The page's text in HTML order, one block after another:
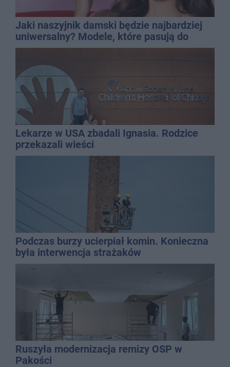
Jaki naszyjnik damski będzie najbardziej
uniwersalny? Modele, które pasują do
wielu stylizacji
Lekarze w USA zbadali Ignasia. Rodzice
przekazali wieści
Podczas burzy ucierpiał komin. Konieczna
była interwencja strażaków
Ruszyła modernizacja remizy OSP w
Pakości